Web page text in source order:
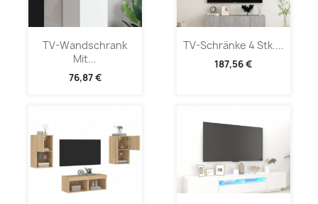
TV-Wandschrank
Mit...
76,87 €
TV-Schränke 4 Stk....
187,56 €